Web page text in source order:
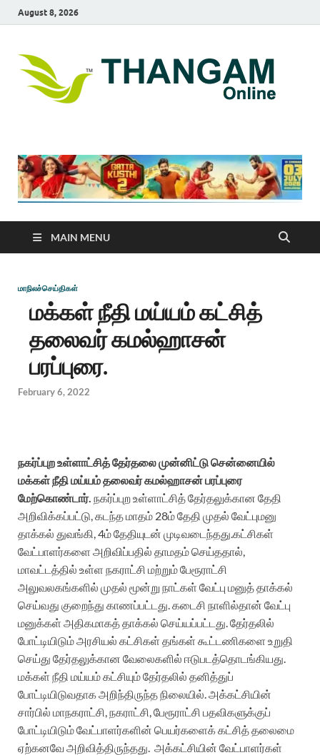
August 8, 2026
MAIN MENU
மாநிலச்செய்திகள்
மக்கள் நீதி மய்யம் கட்சித்
தலைவர் கமல்ஹாசன்
பரப்புரை.
February 6, 2022
நகர்ப்புற உள்ளாட்சித் தேர்தலை முன்னிட்டு சென்னையில்
மக்கள் நீதி மய்யம் தலைவர் கமல்ஹாசன் பரப்புரை
மேற்கொண்டார். நகர்ப்புற உள்ளாட்சித் தேர்தலுக்கான தேதி
அறிவிக்கப்பட்டு, கடந்த மாதம் 28ம் தேதி முதல் வேட்புமனு
தாக்கல் துவங்கி, 4ம் தேதியுடன் முடிவடைந்தது.கட்சிகள்
வேட்பாளர்களை அறிவிப்பதில் தாமதம் செய்ததால்,
மாவட்டத்தில் உள்ள நகராட்சி மற்றும் பேரூராட்சி
அலுவலகங்களில் முதல் மூன்று நாட்கள் வேட்பு மனுத் தாக்கல்
செய்வது குறைந்து காணப்பட்டது. கடைசி நாளில்தான் வேட்பு
மனுக்கள் அதிகமாகத் தாக்கல் செய்யப்பட்டது. தேர்தலில்
போட்டியிடும் அரசியல் கட்சிகள் தங்கள் கூட்டணிகளை உறுதி
செய்து தேர்தலுக்கான வேலைகளில் ஈடுபடத்தொடங்கியது.
மக்கள் நீதி மய்யம் கட்சியும் தேர்தலில் தனித்துப்
போட்டியிடுவதாக அறிந்திருந்த நிலையில். அக்கட்சியின்
சார்பில் மாநகராட்சி, நகராட்சி, பேரூராட்சி பதவிகளுக்குப்
போட்டியிடும் வேட்பாளர்களின் பெயர்களைக் கட்சித் தலைமை
ஏற்கனவே அறிவித்திருந்தது. அக்கட்சியின் வேட்பாளர்கள்